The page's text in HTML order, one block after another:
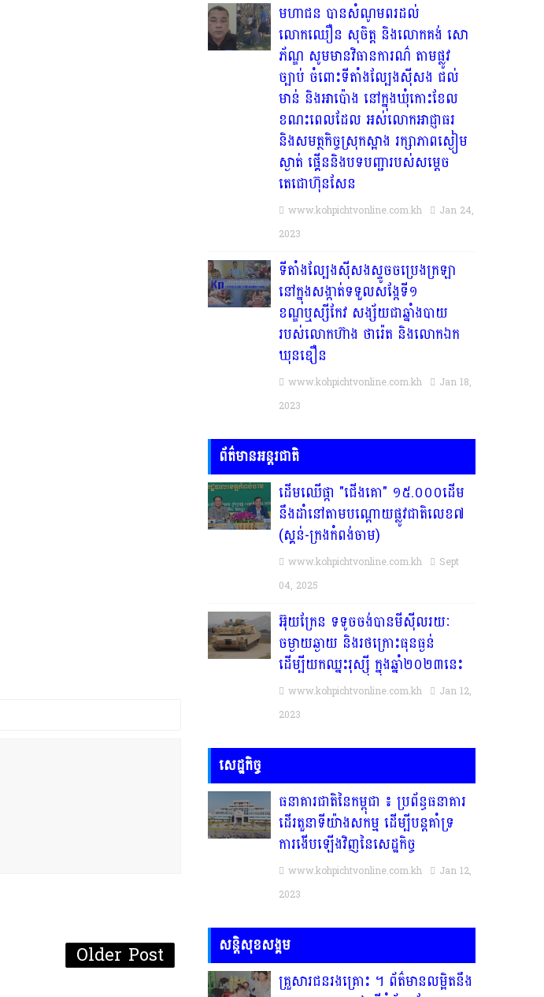
Older Post
មហាជន បានសំណូមពរដល់
លោកឈឿន សុចិត្ត និងលោកគង់ សោ
ភ័ណ្ឌ សូមមានវិធានការណ៌ តាមផ្លូវ
ច្បាប់ ចំពោះទីតាំងល្បែងស៊ីសង ជល់
មាន់ និងអាប៉ោង នៅក្នុងឃុំកោះខែល
ខណះពេលដែល អស់លោកអាជ្ញាធរ
និងសមត្ថកិច្ចស្រុកស្អាង រក្សាភាពស្ងៀម
ស្ងាត់ ផ្គើននិងបទបញ្ជារបស់សម្តេច
តេជោហ៊ុនសែន
www.kohpichtvonline.com.kh
Jan 24,
2023
ទីតាំងល្បែងស៊ីសងស្ទូចចប្រេងក្រឡា
នៅក្នុងសង្កាត់ទទួលសង្កែទី១
ខណ្ឌឬស្សីកែវ សង្ស័យជាឆ្នាំងបាយ
របស់លោកហ៊ាង ថារ៉េត និងលោកឯក
ឃុនឌឿន
www.kohpichtvonline.com.kh
Jan 18,
2023
ព័ត៌មានអន្តរជាតិ
ដើមឈើផ្កា "ជើងគោ" ១៥.០០០ដើម
នឹងដាំនៅតាមបណ្តោយផ្លូវជាតិលេខ៧
(ស្គន់-ក្រងកំពង់ចាម)
www.kohpichtvonline.com.kh
Sept
04, 2025
អ៊ុយក្រែន ទទូចចង់បានមីស៊ីលរយៈ
ចម្ងាយឆ្ងាយ និងរថក្រោះធុនធ្ងន់
ដើម្បីយកឈ្នះរុស្ស៉ី ក្នុងឆ្នាំ២០២៣នេះ
www.kohpichtvonline.com.kh
Jan 12,
2023
សេដ្ឋកិច្ច
ធនាគារជាតិនៃកម្ពុជា ៖ ប្រព័ន្ធធនាគារ
ដើរតួនាទីយ៉ាងសកម្ម ដើម្បីបន្តគាំទ្រ
ការងើបឡើងវិញនៃសេដ្ឋកិច្ច
www.kohpichtvonline.com.kh
Jan 12,
2023
សន្តិសុខសង្គម
គ្រួសារ​ជន​រង​គ្រោះ​ ។​ ព័ត៌មានលម្អិតនឹង